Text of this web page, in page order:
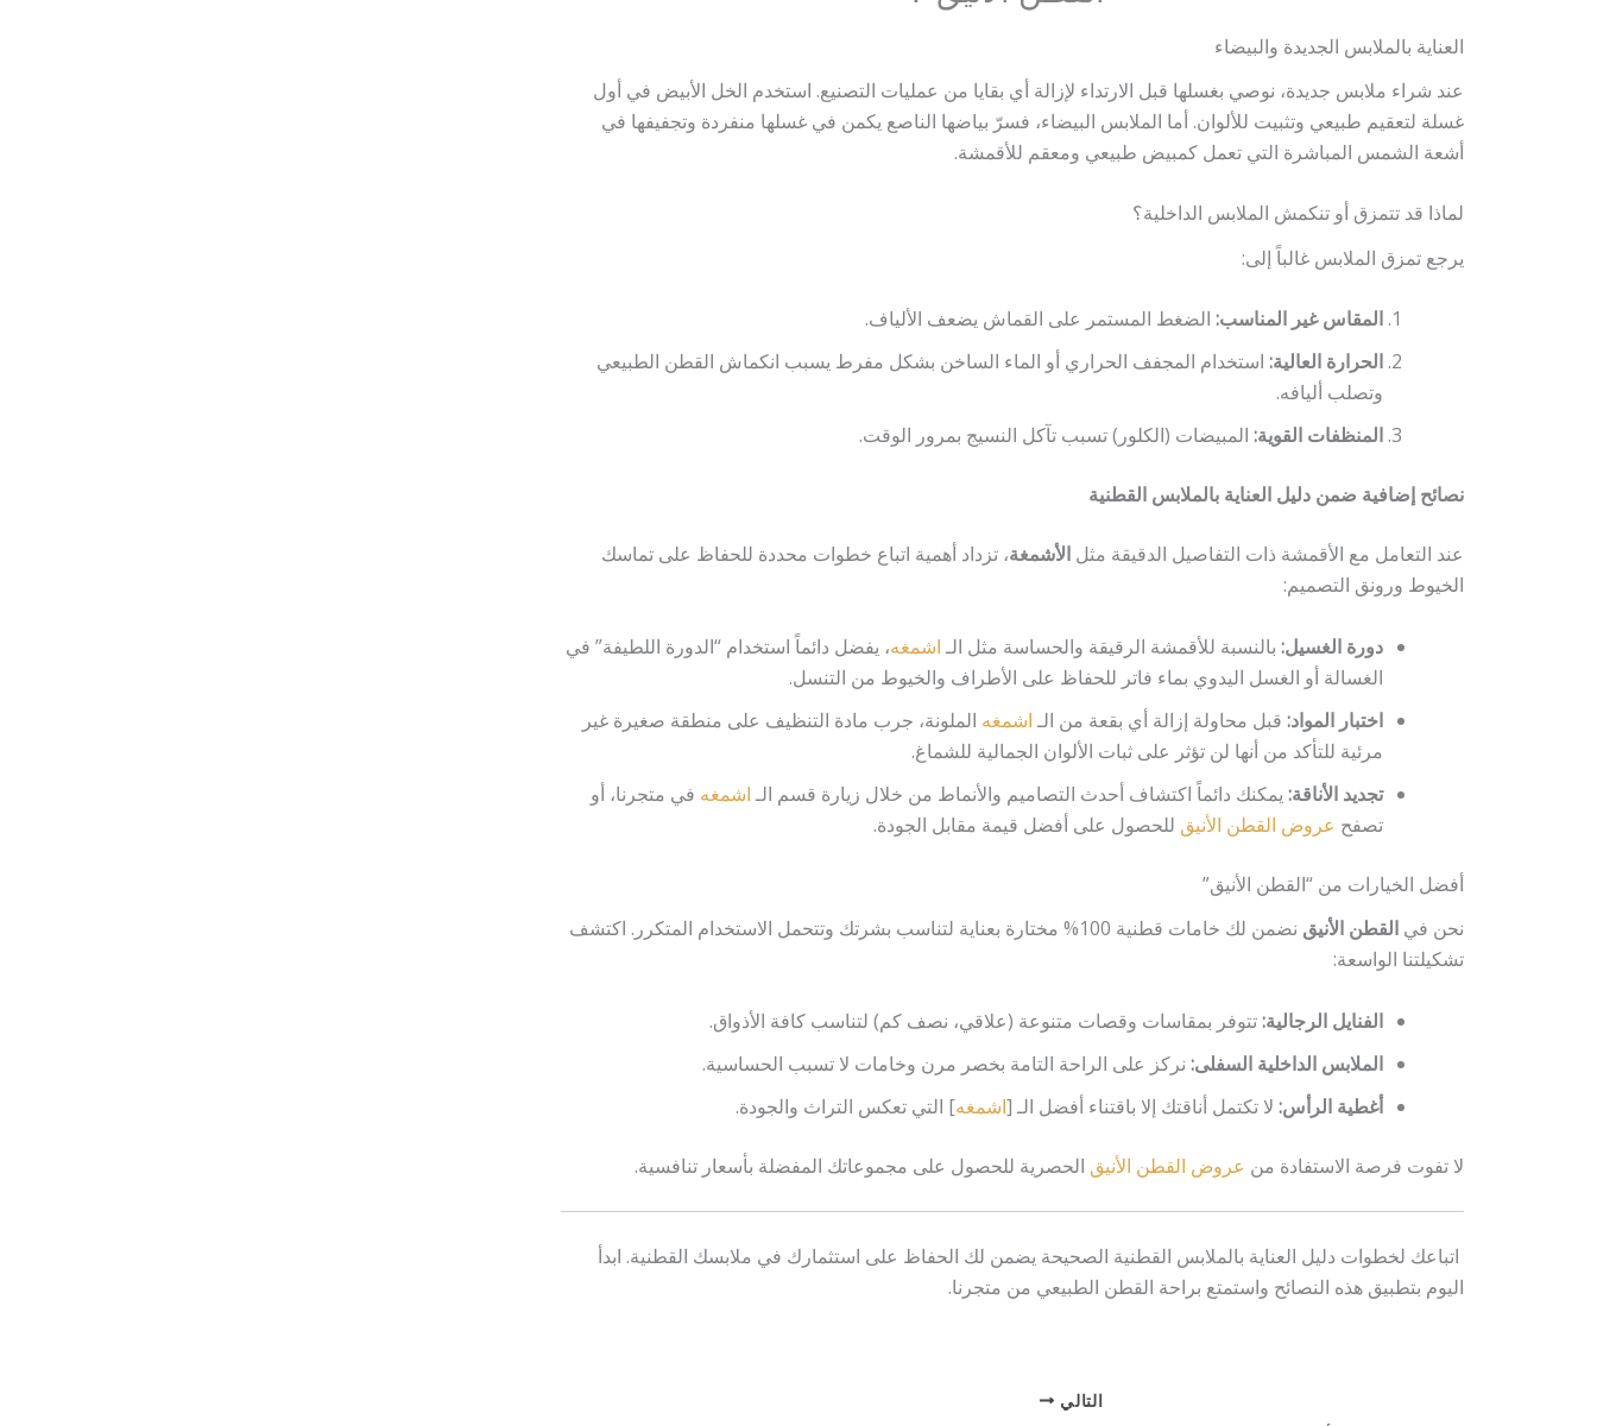
العناية بالملابس الجديدة والبيضاء
عند شراء ملابس جديدة، نوصي بغسلها قبل الارتداء لإزالة أي بقايا من عمليات التصنيع. استخدم الخل الأبيض في أول
غسلة لتعقيم طبيعي وتثبيت للألوان. أما الملابس البيضاء، فسرّ بياضها الناصع يكمن في غسلها منفردة وتجفيفها في
أشعة الشمس المباشرة التي تعمل كمبيض طبيعي ومعقم للأقمشة.
لماذا قد تتمزق أو تنكمش الملابس الداخلية؟
يرجع تمزق الملابس غالباً إلى:
المقاس غير المناسب: الضغط المستمر على القماش يضعف الألياف.
الحرارة العالية: استخدام المجفف الحراري أو الماء الساخن بشكل مفرط يسبب انكماش القطن الطبيعي
وتصلب أليافه.
المنظفات القوية: المبيضات (الكلور) تسبب تآكل النسيج بمرور الوقت.
نصائح إضافية ضمن دليل العناية بالملابس القطنية
عند التعامل مع الأقمشة ذات التفاصيل الدقيقة مثل الأشمغة، تزداد أهمية اتباع خطوات محددة للحفاظ على تماسك
الخيوط ورونق التصميم:
دورة الغسيل: بالنسبة للأقمشة الرقيقة والحساسة مثل الـ اشمغه، يفضل دائماً استخدام “الدورة اللطيفة” في
الغسالة أو الغسل اليدوي بماء فاتر للحفاظ على الأطراف والخيوط من التنسل.
اختبار المواد: قبل محاولة إزالة أي بقعة من الـ اشمغه الملونة، جرب مادة التنظيف على منطقة صغيرة غير
مرئية للتأكد من أنها لن تؤثر على ثبات الألوان الجمالية للشماغ.
تجديد الأناقة: يمكنك دائماً اكتشاف أحدث التصاميم والأنماط من خلال زيارة قسم الـ اشمغه في متجرنا، أو
تصفح عروض القطن الأنيق للحصول على أفضل قيمة مقابل الجودة.
أفضل الخيارات من “القطن الأنيق”
نحن في القطن الأنيق
نضمن لك خامات قطنية 100% مختارة بعناية لتناسب بشرتك وتتحمل الاستخدام المتكرر. اكتشف
تشكيلتنا الواسعة:
الفنايل الرجالية:تتوفر بمقاسات وقصات متنوعة (علاقي، نصف كم) لتناسب كافة الأذواق.
الملابس الداخلية السفلى: نركز على الراحة التامة بخصر مرن وخامات لا تسبب الحساسية.
أغطية الرأس: لا تكتمل أناقتك إلا باقتناء أفضل الـ [اشمغه] التي تعكس التراث والجودة.
لا تفوت فرصة الاستفادة من عروض القطن الأنيق الحصرية للحصول على مجموعاتك المفضلة بأسعار تنافسية.
اتباعك لخطوات دليل العناية بالملابس القطنية الصحيحة يضمن لك الحفاظ على استثمارك في ملابسك القطنية. ابدأ
اليوم بتطبيق هذه النصائح واستمتع براحة القطن الطبيعي من متجرنا.
التالي